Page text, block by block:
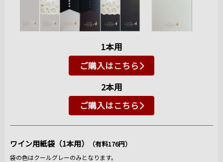
1本用
ご購入はこちら
2本用
ご購入はこちら
ワイン用紙袋（1本用） （有料176円）
袋の色はクールグレーのみとなります。